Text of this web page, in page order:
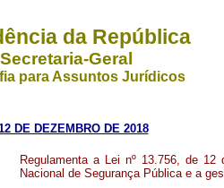
da República
Secretaria-Geral
para Assuntos Jurídicos
DE DEZEMBRO DE 2018
Regulamenta a Lei nº 13.756, de
Nacional de Segurança Pública e a